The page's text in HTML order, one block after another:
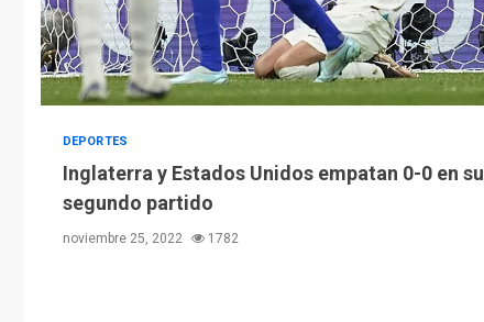
DEPORTES
Inglaterra y Estados Unidos empatan 0-0 en su
segundo partido
noviembre 25, 2022 1782